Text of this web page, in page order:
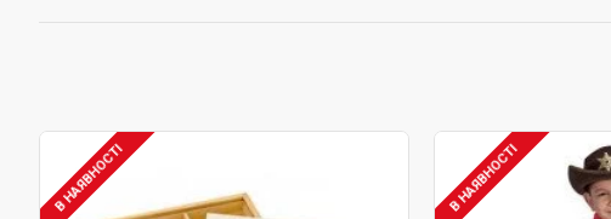
В НАЯВНОСТІ В НАЯВНОСТІ